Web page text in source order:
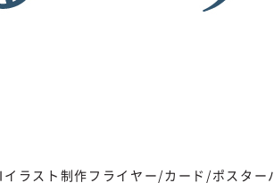
イラスト制作 フライヤー/カード/ポスター